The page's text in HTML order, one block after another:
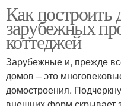
Как построить
зарубежных
коттеджей
Зарубежные и, прежде
домов – это
домостроения.